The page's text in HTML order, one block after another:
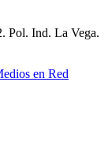
Pol. Ind. La Vega.
en Red